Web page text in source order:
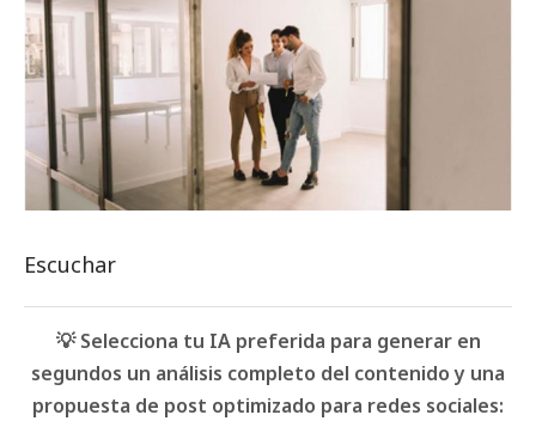
Escuchar
💡 Selecciona tu IA preferida para generar en
segundos un análisis completo del contenido y una
propuesta de post optimizado para redes sociales: